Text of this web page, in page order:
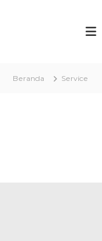
Beranda Service